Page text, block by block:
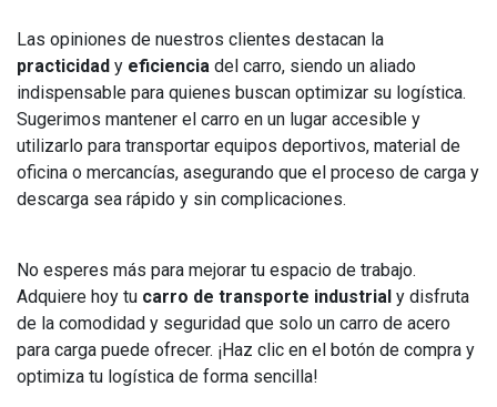
Las opiniones de nuestros clientes destacan la
practicidad y eficiencia del carro, siendo un aliado
indispensable para quienes buscan optimizar su logística.
Sugerimos mantener el carro en un lugar accesible y
utilizarlo para transportar equipos deportivos, material de
oficina o mercancías, asegurando que el proceso de carga y
descarga sea rápido y sin complicaciones.
No esperes más para mejorar tu espacio de trabajo.
Adquiere hoy tu carro de transporte industrial y disfruta
de la comodidad y seguridad que solo un carro de acero
para carga puede ofrecer. ¡Haz clic en el botón de compra y
optimiza tu logística de forma sencilla!